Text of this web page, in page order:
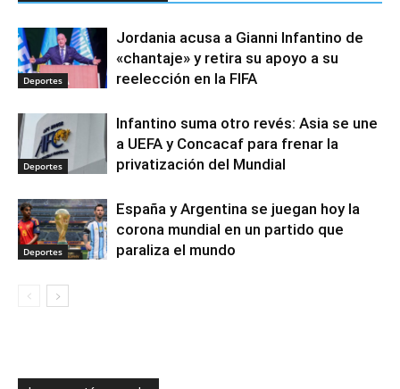
Deportes
Jordania acusa a Gianni Infantino de
«chantaje» y retira su apoyo a su
reelección en la FIFA
Deportes
Infantino suma otro revés: Asia se une
a UEFA y Concacaf para frenar la
privatización del Mundial
Deportes
España y Argentina se juegan hoy la
corona mundial en un partido que
paraliza el mundo